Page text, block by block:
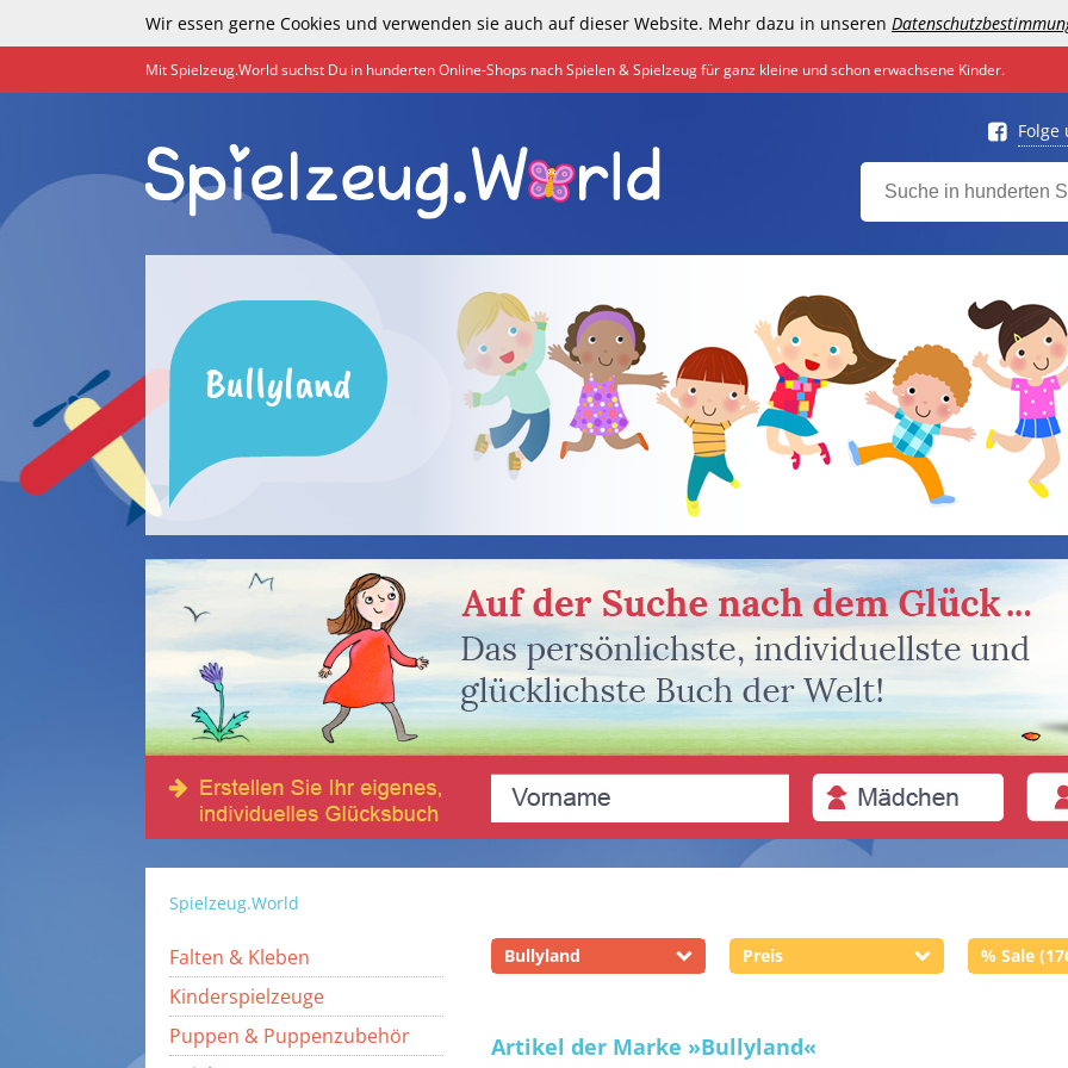
Wir essen gerne Cookies und verwenden sie auch auf dieser Website. Mehr dazu in unseren
Mit Spielzeug.World suchst Du in hunderten Online-Shops nach Spielen & Spielzeug für ganz kleine und schon erwachsene Kinder.
Folge
Bullyland
Spielzeug.World
Falten & Kleben
Kinderspielzeuge
Puppen & Puppenzubehör
Bullyland Preis % Sale
Artikel der Marke »Bullyland«